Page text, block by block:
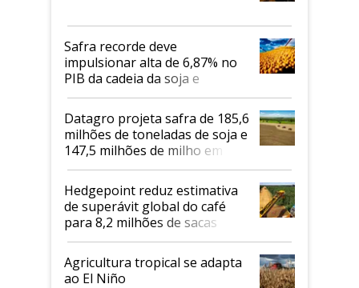
Safra recorde deve
impulsionar alta de 6,87% no
PIB da cadeia da soja e
biodiesel em 2026
Datagro projeta safra de 185,6
milhões de toneladas de soja e
147,5 milhões de milho em
2026/27
Hedgepoint reduz estimativa
de superávit global do café
para 8,2 milhões de sacas
Agricultura tropical se adapta
ao El Niño